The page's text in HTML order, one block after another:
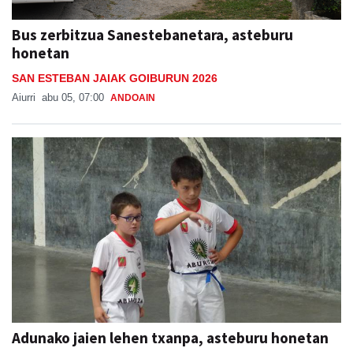
Bus zerbitzua Sanestebanetara, asteburu
honetan
SAN ESTEBAN JAIAK GOIBURUN 2026
Aiurri abu 05, 07:00 ANDOAIN
Adunako jaien lehen txanpa, asteburu honetan